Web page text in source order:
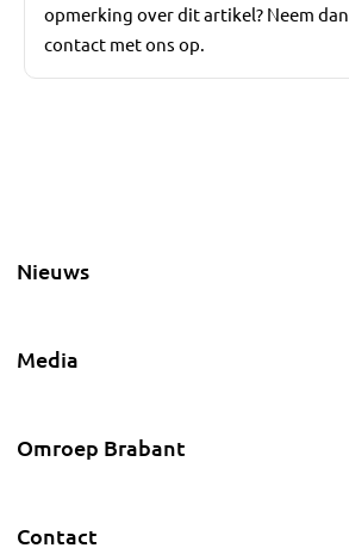
opmerking over dit artikel? Neem dan
contact met ons op.
Nieuws
Media
Omroep Brabant
Contact